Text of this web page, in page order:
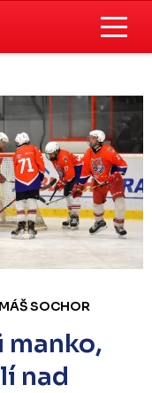
SOCHOR
manko,
nad